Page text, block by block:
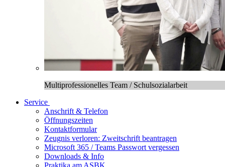
Multiprofessionelles Team / Schulsozialarbeit
Service
Anschrift & Telefon
Öffnungszeiten
Kontaktformular
Zeugnis verloren: Zweitschrift beantragen
Microsoft 365 / Teams Passwort vergessen
Downloads & Info
Praktika am ASBK